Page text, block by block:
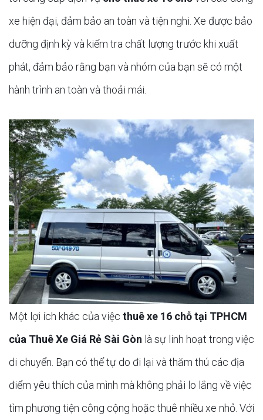
xe hiện đại, đảm bảo an toàn và tiện nghi. Xe được bảo
dưỡng định kỳ và kiểm tra chất lượng trước khi xuất
phát, đảm bảo rằng bạn và nhóm của bạn sẽ có một
hành trình an toàn và thoải mái.
Một lợi ích khác của việc thuê xe 16 chỗ tại TPHCM
của Thuê Xe Giá Rẻ Sài Gòn là sự linh hoạt trong việc
di chuyển. Bạn có thể tự do đi lại và thăm thú các địa
điểm yêu thích của mình mà không phải lo lắng về việc
tìm phương tiện công cộng hoặc thuê nhiều xe nhỏ. Với